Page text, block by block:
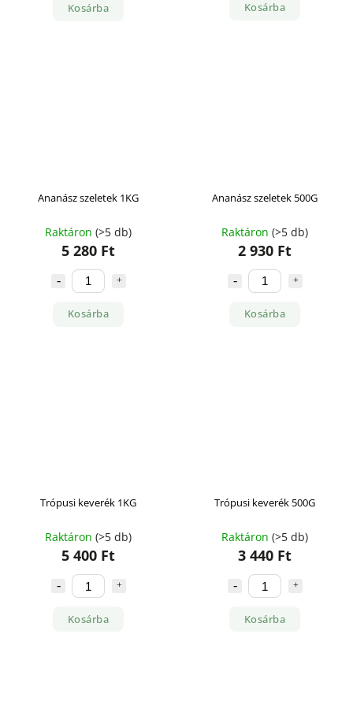
Kosárba Kosárba
Ananász szeletek 1KG
Raktáron (>5 db)
5 280 Ft
Kosárba
Ananász szeletek 500G
Raktáron (>5 db)
2 930 Ft
Kosárba
Trópusi keverék 1KG
Raktáron (>5 db)
5 400 Ft
Kosárba
Trópusi keverék 500G
Raktáron (>5 db)
3 440 Ft
Kosárba